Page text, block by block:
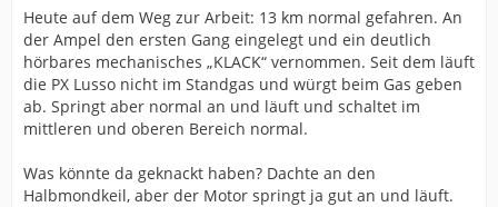
Heute auf dem Weg zur Arbeit: 13 km normal gefahren. An
der Ampel den ersten Gang eingelegt und ein deutlich
hörbares mechanisches „KLACK“ vernommen. Seit dem läuft
die PX Lusso nicht im Standgas und würgt beim Gas geben
ab. Springt aber normal an und läuft und schaltet im
mittleren und oberen Bereich normal.
Was könnte da geknackt haben? Dachte an den
Halbmondkeil, aber der Motor springt ja gut an und läuft.